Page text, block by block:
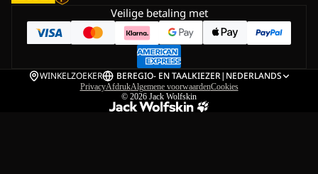
Veilige betaling met
WINKELZOEKER BEREGIO- EN TAALKIEZER| NEDERLANDS
PrivacyAfdrukAlgemene voorwaardenCookies
© 2026 Jack Wolfskin